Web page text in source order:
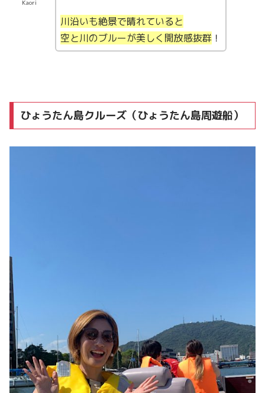
Kaori
川沿いも絶景で晴れていると
空と川のブルーが美しく開放感抜群！
ひょうたん島クルーズ（ひょうたん島周遊船）